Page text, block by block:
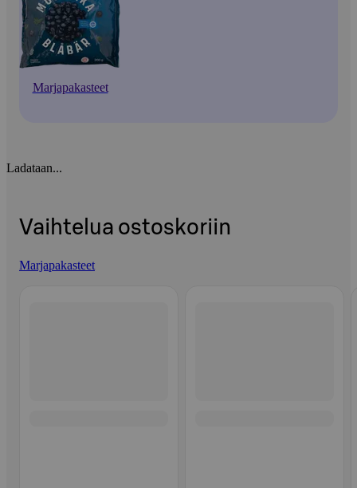
Marjapakasteet
Ladataan...
Vaihtelua ostoskoriin
Marjapakasteet